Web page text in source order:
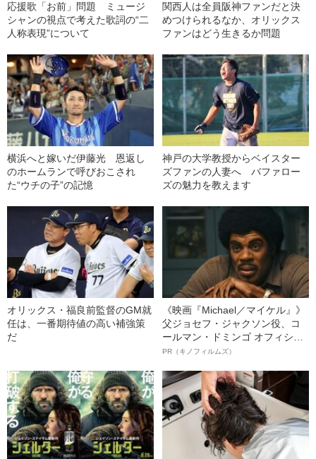
応援歌「お前」問題 ミュージ
シャンの視点で考えた歌詞の“二
人称表現”について
関西人は全員阪神ファンだと決
めつけられるなか、オリックス
ファンはどう生きるか問題
横浜へと嫁いだ伊藤光 恩返し
のホームランで呼びおこされ
た“ウチの子”の記憶
神戸の大学教授からベイスター
ズファンの人妻へ バファロー
ズの魅力を教えます
オリックス・福良前監督のGM就
任は、一番期待値の高い補強策
だ
《映画『Michael／マイケル』》
父ジョセフ・ジャクソン役、コ
ールマン・ドミンゴ オフィシャ
ルインタビュー“観客を魅了した
語る”《日本興収70億円突破》
PR（キノフィルムズ）